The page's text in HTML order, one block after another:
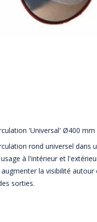
'Universal' Ø400 mm
rond universel dans
à l'intérieur et
la visibilité autour
sorties.